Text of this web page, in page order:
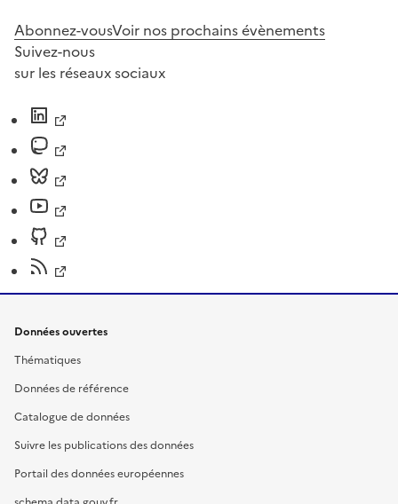
Abonnez-vousVoir nos prochains évènements
Suivez-nous
sur les réseaux sociaux
Données ouvertes
Thématiques
Données de référence
Catalogue de données
Suivre les publications des données
Portail des données européennes